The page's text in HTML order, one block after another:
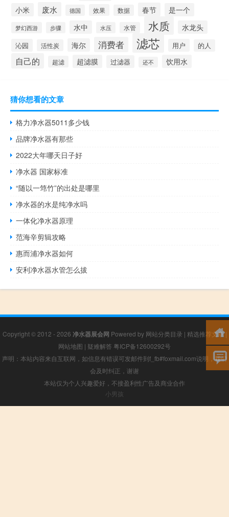
小米
废水 德国 效果 数据 春节 是一个
梦幻西游 步骤 水中 水压 水管 水质 水龙头
沁园 活性炭 海尔 消费者 滤芯 用户 的人
自己的 超滤 超滤膜 过滤器 还不 饮用水
猜你想看的文章
格力净水器5011多少钱
品牌净水器有那些
2022大年哪天日子好
净水器 国家标准
“随以一筇竹”的出处是哪里
净水器的水是纯净水吗
一体化净水器原理
范海辛剪辑攻略
惠而浦净水器如何
安利净水器水管怎么拔
Copyright © 2012 - 2026 净水器展会网 Powered by 网站分类目录 | 精选推荐文章|
网站地图 | 疑难解答 粤ICP备12600292号
声明：本站内容来自互联网，如信息有错误可发邮件到f_fb#foxmail.com说明，我们
会及时纠正，谢谢
本站仅为个人兴趣爱好，不接盈利性广告及商业合作
小男孩